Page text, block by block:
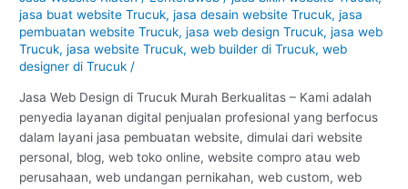
jasa buat website Trucuk,jasa desain website Trucuk,jasa
pembuatan website Trucuk,jasa web design Trucuk,jasa web
Trucuk,jasa website Trucuk,web builder di Trucuk,web
designer di Trucuk /
Jasa Web Design di Trucuk Murah Berkualitas – Kami adalah
penyedia layanan digital penjualan profesional yang berfocus
dalam layani jasa pembuatan website, dimulai dari website
personal, blog, web toko online, website compro atau web
perusahaan, web undangan pernikahan, web custom, web
Trucuk
–
Klaten
:
#1